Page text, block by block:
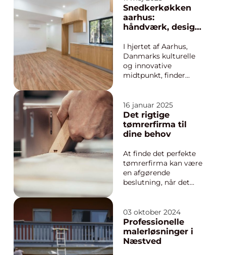
skal have skiftet et par
vinduer, lagt nyt tag
eller gennemført en
dygtig tømrer kan
spare dig...
Snedkerkøkken
aarhus:
håndværk, design
I hjertet af Aarhus,
Danmarks kulturelle
og innovative
midtpunkt, finder
snedkerkøkkener, der
kombinerer æstetik
med
håndværksmæssig
snedkerkøkken i
Aarhu...
16 januar 2025
Det rigtige
tømrerfirma til
dine behov
At finde det perfekte
tømrerfirma kan være
en afgørende
beslutning, når det
eller renovere din
bolig. Det rette firma
kan gøre en verden til
forskel, ikke kun i kraft
03 oktober 2024
Professionelle
malerløsninger i
Næstved